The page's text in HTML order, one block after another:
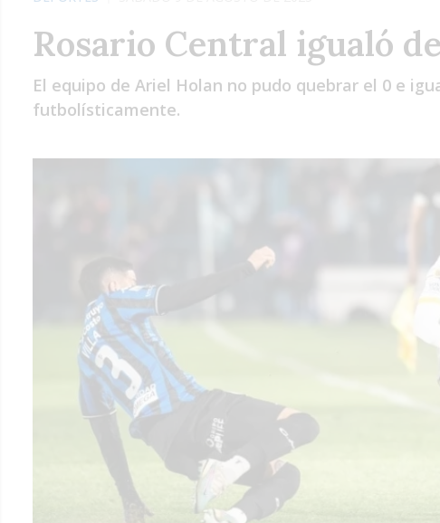
Rosario Central igualó
El equipo de Ariel Holan no pudo quebrar el 0 e
futbolísticamente.